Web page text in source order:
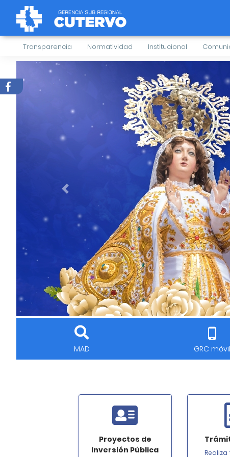
Transparencia Normatividad Institucional
Previous
MAD GRC móvil
Proyectos de
Inversión Pública